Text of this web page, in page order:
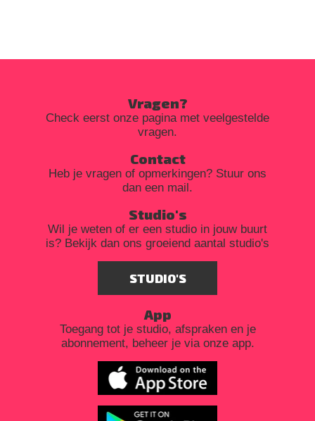
STUDIO'S
App
Toegang tot je studio, afspraken en je
abonnement, beheer je via onze app.
Studio's
Wil je weten of er een studio in jouw buurt
is? Bekijk dan ons groeiend aantal studio's
Vragen?
Check eerst onze pagina met veelgestelde
vragen.
Contact
Heb je vragen of opmerkingen? Stuur ons
dan een mail.